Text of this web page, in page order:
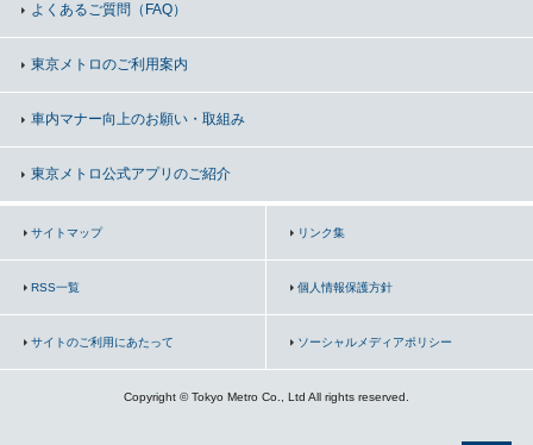
よくあるご質問（FAQ）
東京メトロのご利用案内
車内マナー向上のお願い・取組み
東京メトロ公式アプリのご紹介
サイトマップ リンク集
RSS一覧 個人情報保護方針
サイトのご利用にあたって ソーシャルメディアポリシー
Copyright © Tokyo Metro Co., Ltd All rights reserved.